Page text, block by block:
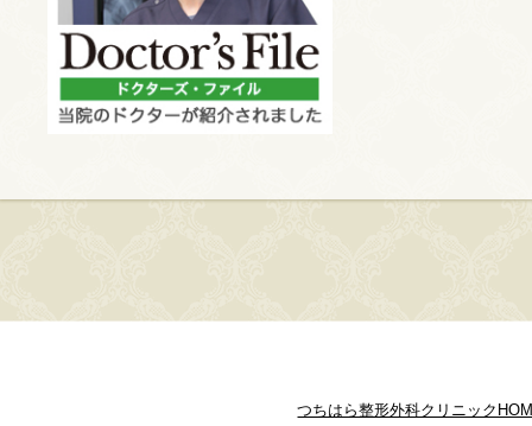
つちはら整形外科クリニック